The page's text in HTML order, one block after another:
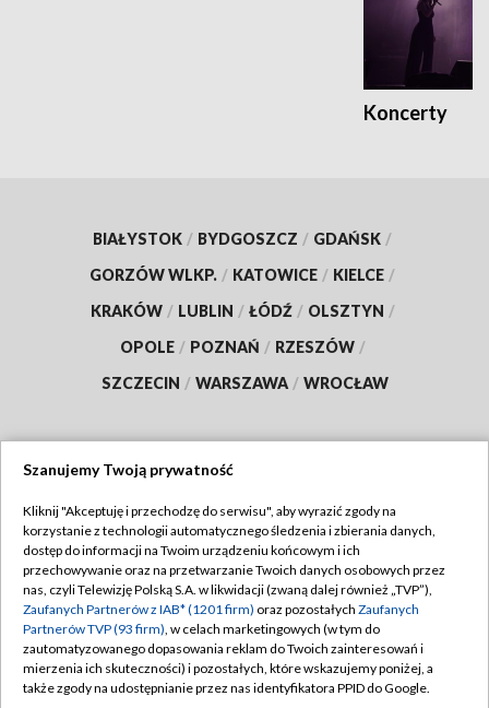
Koncerty
BIAŁYSTOK / BYDGOSZCZ / GDAŃSK /
GORZÓW WLKP. / KATOWICE / KIELCE /
KRAKÓW / LUBLIN / ŁÓDŹ / OLSZTYN /
OPOLE / POZNAŃ / RZESZÓW /
SZCZECIN / WARSZAWA / WROCŁAW
TVP
Abonament TVP
Emisja w TVP
Centrum informacji TVP
Naziemna Telewizja Cyfrowa
Regulamin TVP
Polityka prywatności
Moje zgody
Pomoc
Szanujemy Twoją prywatność
Kliknij "Akceptuję i przechodzę do serwisu", aby wyrazić zgody na
korzystanie z technologii automatycznego śledzenia i zbierania danych,
dostęp do informacji na Twoim urządzeniu końcowym i ich
przechowywanie oraz na przetwarzanie Twoich danych osobowych przez
nas, czyli Telewizję Polską S.A. w likwidacji (zwaną dalej również „TVP”),
Zaufanych Partnerów z IAB* (1201 firm) oraz pozostałych Zaufanych
Partnerów TVP (93 firm), w celach marketingowych (w tym do
zautomatyzowanego dopasowania reklam do Twoich zainteresowań i
mierzenia ich skuteczności) i pozostałych, które wskazujemy poniżej, a
także zgody na udostępnianie przez nas identyfikatora PPID do Google.